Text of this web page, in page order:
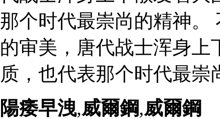
那个时代最崇尚的精神。
的审美，唐代战士浑身
质，也代表那个时代最崇
陽痿早洩,威爾鋼,威爾鋼